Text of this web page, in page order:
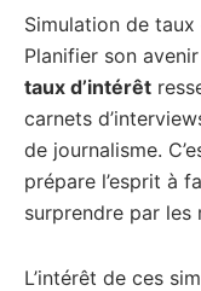
Simulation de
Planifier son
taux d’intérêt
carnets
de journalisme.
prépare l’esprit à
surprendre par les
L’intérêt de ces